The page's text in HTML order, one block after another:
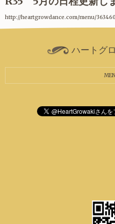
http://heartgrowdance.com/menu/363460
ハートグ